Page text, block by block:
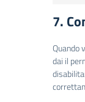
7.
Quando
dai il